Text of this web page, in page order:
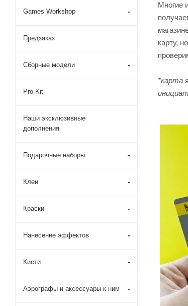
Многие
карту,
*карта
Games Workshop
Предзаказ
Сборные модели
Pro Kit
Наши эксклюзивные
дополнения
Подарочные наборы
Клеи
Краски
Нанесение эффектов
Кисти
Аэрографы и аксессуары к ним